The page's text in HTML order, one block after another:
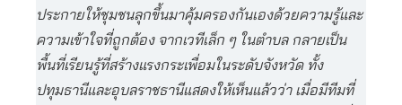
ประกายให้ชุมชนลุกขึ้นมาคุ้มครองกันเองด้วยความรู้และ
ความเข้าใจที่ถูกต้อง จากเวทีเล็ก ๆ ในตำบล กลายเป็น
พื้นที่เรียนรู้ที่สร้างแรงกระเพื่อมในระดับจังหวัด ทั้ง
ปทุมธานีและอุบลราชธานีแสดงให้เห็นแล้วว่า เมื่อมีทีมที่